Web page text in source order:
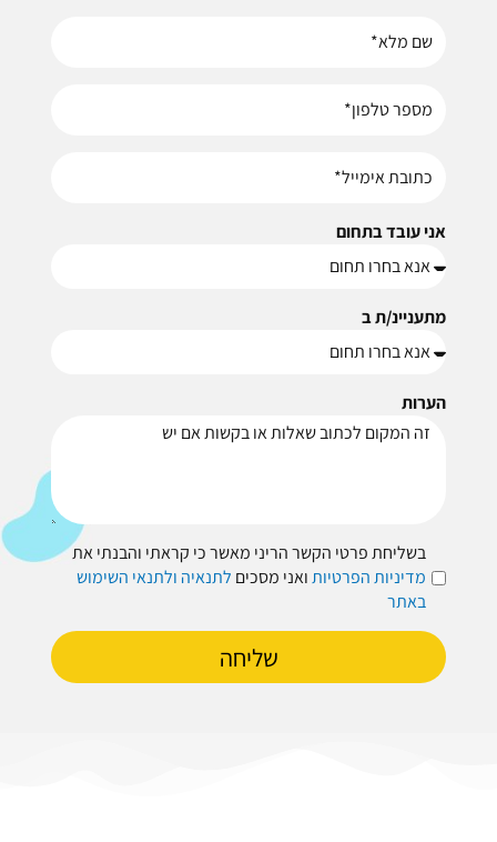
אני עובד בתחום
מתעניינ/ת ב
הערות
בשליחת פרטי הקשר הריני מאשר כי קראתי והבנתי את
מדיניות הפרטיותואני מסכים לתנאיה ולתנאי השימוש
באתר
שליחה